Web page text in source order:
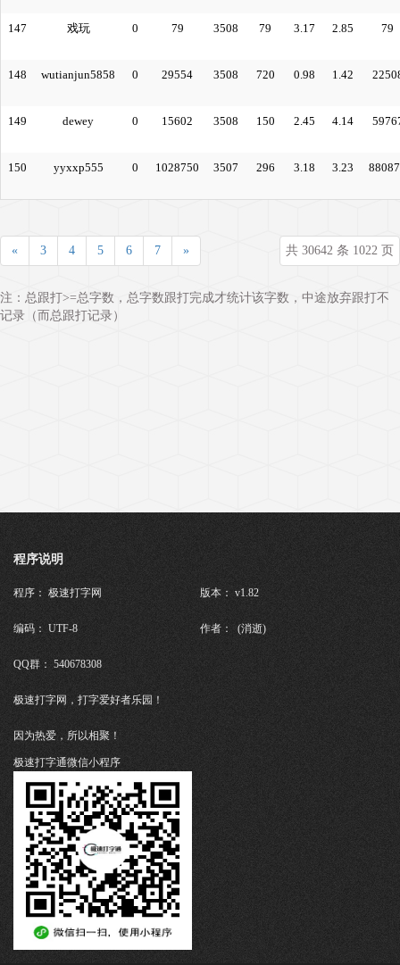
147 戏玩 0 79 3508 79 3.17 2.85 79
148 wutianjun5858 0 29554 3508 720 0.98 1.42
149 dewey 0 15602 3508 150 2.45 4.14
150 yyxxp555 0 1028750 3507 296 3.18 3.23
« 3 4 5 6 7 » 共 30642 条 1022 页
注：总跟打>=总字数，总字数跟打完成才统计该字数，中途放弃跟打不
记录（而总跟打记录）
程序说明
程序： 极速打字网 版本： v1.82
编码： UTF-8 作者： (消逝)
QQ群： 540678308
极速打字网，打字爱好者乐园！
因为热爱，所以相聚！
极速打字通微信小程序